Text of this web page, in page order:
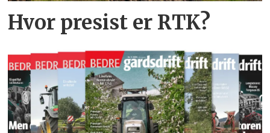
Hvor presist er RTK?